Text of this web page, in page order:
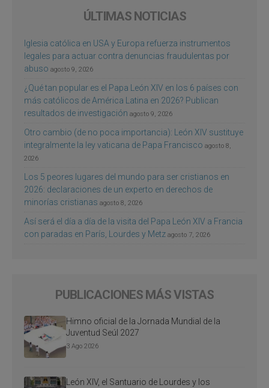
ÚLTIMAS NOTICIAS
Iglesia católica en USA y Europa refuerza instrumentos
legales para actuar contra denuncias fraudulentas por
abuso agosto 9, 2026
¿Qué tan popular es el Papa León XIV en los 6 países con
más católicos de América Latina en 2026? Publican
resultados de investigación agosto 9, 2026
Otro cambio (de no poca importancia): León XIV sustituye
integralmente la ley vaticana de Papa Francisco agosto 8,
2026
Los 5 peores lugares del mundo para ser cristianos en
2026: declaraciones de un experto en derechos de
minorías cristianas agosto 8, 2026
Así será el día a día de la visita del Papa León XIV a Francia
con paradas en París, Lourdes y Metz agosto 7, 2026
PUBLICACIONES MÁS VISTAS
Himno oficial de la Jornada Mundial de la
Juventud Seúl 2027
3 Ago 2026
León XIV, el Santuario de Lourdes y los